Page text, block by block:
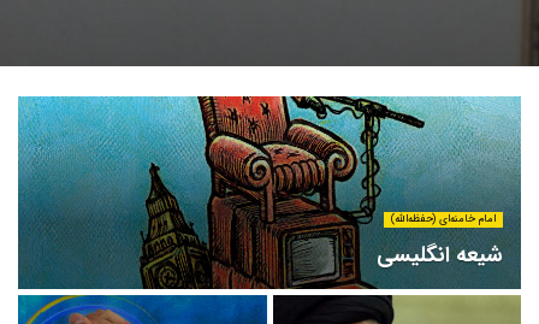
امام خامنه‌ای (حفظه‌الله)
شیعه انگلیسی